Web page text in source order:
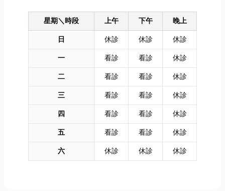
星期＼時段 上午 下午
晚上
日
休診 休診
休診
一
看診 看診
休診
二
看診 看診
休診
三
看診 看診
休診
四
看診 看診
休診
五
看診 看診
休診
六
休診 休診 休診